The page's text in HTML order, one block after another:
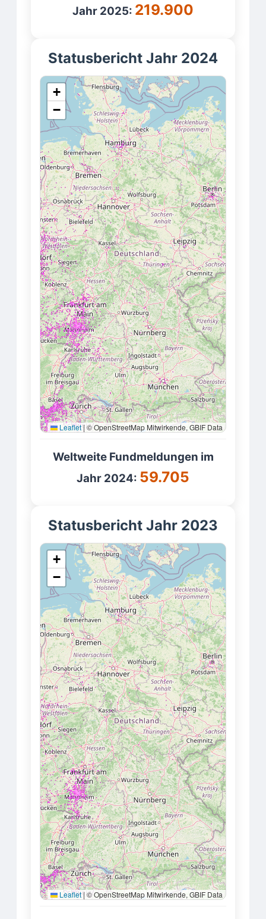
Jahr 2025: 219.900
Statusbericht Jahr 2024
+
−
Leaflet|© OpenStreetMap Mitwirkende, GBIF Data
Weltweite Fundmeldungen im
Jahr 2024: 59.705
Statusbericht Jahr 2023
+
−
Leaflet|© OpenStreetMap Mitwirkende, GBIF Data